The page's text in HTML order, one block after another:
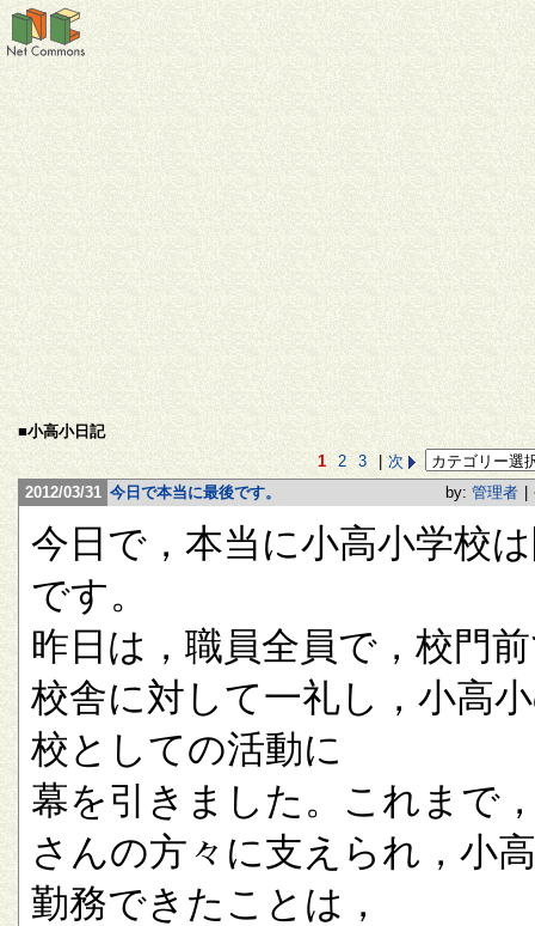
■小高小日記
1
2 3
次
2012/03/31 今日で本当に最後です。 by: 管理者
今日で，本当に小高小学校
です。
昨日は，職員全員で，校門
校舎に対して一礼し，小高
校としての活動に
幕を引きました。これまで
さんの方々に支えられ，小
勤務できたことは，